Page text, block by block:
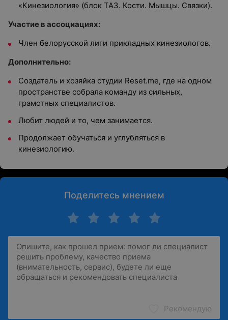
«Кинезиология» (блок ТАЗ. Кости. Мышцы. Связки).
Участие в ассоциациях:
Член белорусской лиги прикладных кинезиологов.
Дополнительно:
Создатель и хозяйка студии Reset.me, где на одном
пространстве собрала команду из сильных,
грамотных специалистов.
Любит людей и то, чем занимается.
Продолжает обучаться и углубляться в
кинезиологию.
Поделитесь мнением
Рекомендую